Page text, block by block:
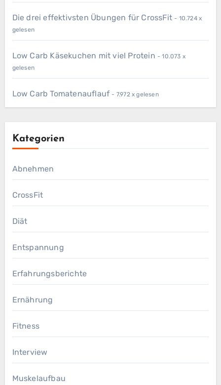
Die drei effektivsten Übungen für CrossFit - 10.724 x
gelesen
Low Carb Käsekuchen mit viel Protein - 10.073 x
gelesen
Low Carb Tomatenauflauf - 7.972 x gelesen
Kategorien
Abnehmen
CrossFit
Diät
Entspannung
Erfahrungsberichte
Ernährung
Fitness
Interview
Muskelaufbau